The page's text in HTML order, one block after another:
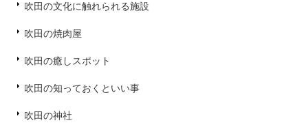
吹田の文化に触れられる施設
吹田の焼肉屋
吹田の癒しスポット
吹田の知っておくといい事
吹田の神社